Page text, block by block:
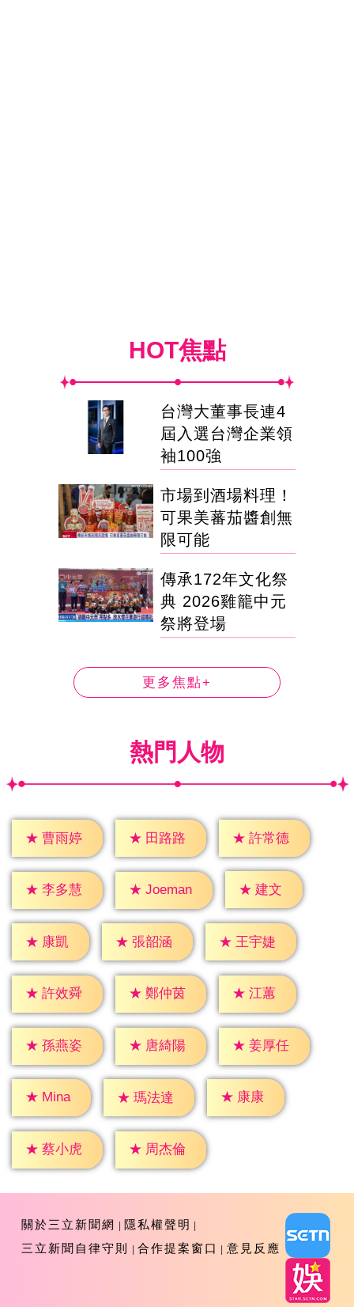
HOT焦點
台灣大董事長連4
屆入選台灣企業領
袖100強
市場到酒場料理！
可果美蕃茄醬創無
限可能
傳承172年文化祭
典 2026雞籠中元
祭將登場
更多焦點+
熱門人物
★ 曹雨婷 ★ 田路路 ★ 許常德
★ 李多慧 ★ Joeman ★ 建文
★ 康凱 ★ 張韶涵 ★ 王宇婕
★ 許效舜 ★ 鄭仲茵 ★ 江蕙
★ 孫燕姿 ★ 唐綺陽 ★ 姜厚任
★ Mina ★ 瑪法達 ★ 康康
★ 蔡小虎 ★ 周杰倫
關於三立新聞網
隱私權聲明
三立新聞自律守則
合作提案窗口 意見反應